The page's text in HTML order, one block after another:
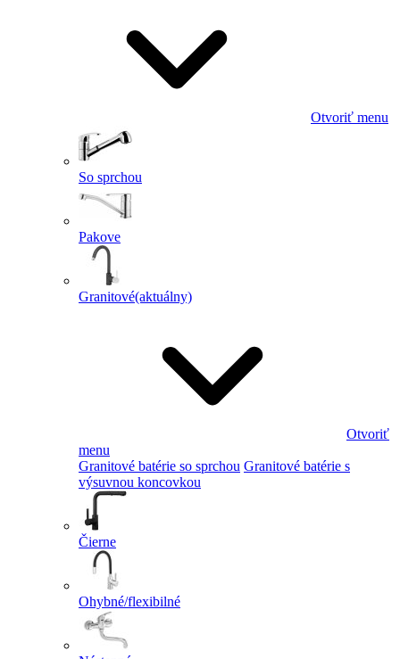
Otvoriť menu
So sprchou
Pakove
Granitové(aktuálny)
Otvoriť
menu
Granitové batérie so sprchou Granitové batérie s
výsuvnou koncovkou
Čierne
Ohybné/flexibilné